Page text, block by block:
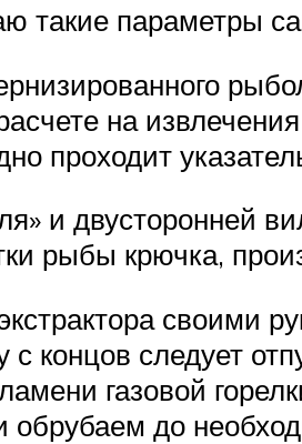
такие параметры
на
проходит
и двусторонней
рыбы крючка,
с концов следует
газовой
обрубаем до